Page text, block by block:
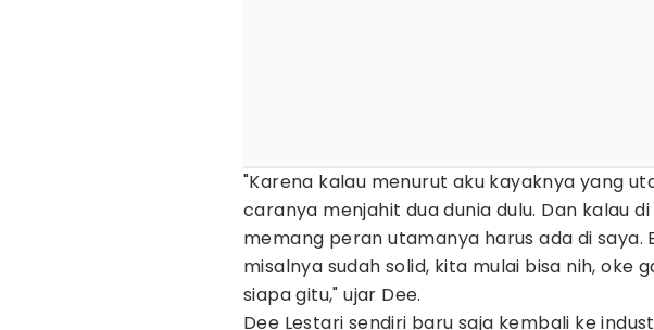
"Karena kalau menurut aku kayaknya yang
caranya menjahit dua dunia dulu. Dan kalau
memang peran utamanya harus ada di saya.
misalnya sudah solid, kita mulai bisa nih, oke
siapa gitu," ujar Dee.
Dee Lestari sendiri baru saja kembali ke